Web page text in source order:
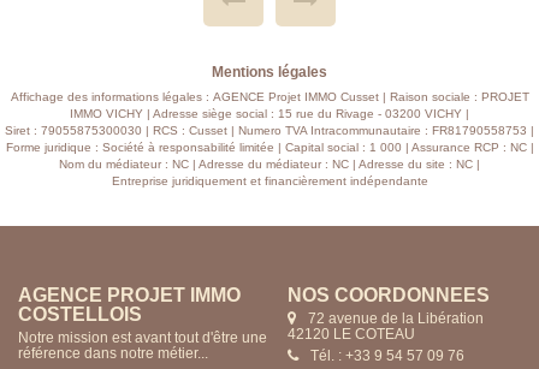
AMENAGEABLE DE 50 M2.~CAVE ET TERRASSE
IMMEUBLE DE RAPPORT LE VERNET - 2 pièce(s) - 228 m2
175 000 €
dont 6.06% TTC d'honoraires
Mentions légales
Affichage des informations légales : AGENCE Projet IMMO Cusset | Raison sociale : PROJET
IMMO VICHY | Adresse siège social : 15 rue du Rivage - 03200 VICHY |
Siret : 79055875300030 | RCS : Cusset | Numero TVA Intracommunautaire : FR81790558753 |
Forme juridique : Société à responsabilité limitée | Capital social : 1 000 | Assurance RCP : NC |
Nom du médiateur : NC | Adresse du médiateur : NC | Adresse du site : NC |
Entreprise juridiquement et financièrement indépendante
AGENCE PROJET IMMO
COSTELLOIS
Notre mission est avant tout d'être une
référence dans notre métier...
NOS COORDONNÉES
72 avenue de la Libération
42120 LE COTEAU
Tél. : +33 9 54 57 09 76
AGENCE PROJET IMMO
CUSSET
Notre mission est avant tout d'être une
référence dans notre métier...
NOS COORDONNÉES
15 rue du Rivage
03200 VICHY
Tél. : +33 4 70 57 85 24